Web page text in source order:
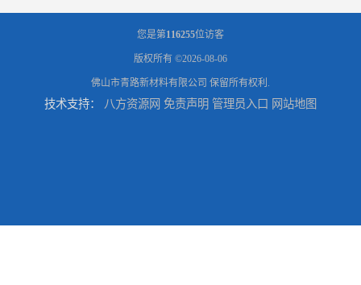
您是第116255位访客
版权所有 ©2026-08-06
佛山市青路新材料有限公司 保留所有权利.
技术支持： 八方资源网 免责声明 管理员入口 网站地图